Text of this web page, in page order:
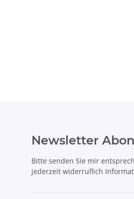
Newsletter
Bitte senden Sie mir
jederzeit widerruflich